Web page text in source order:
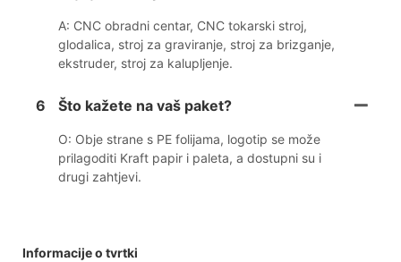
A: CNC obradni centar, CNC tokarski stroj,
glodalica, stroj za graviranje, stroj za brizganje,
ekstruder, stroj za kalupljenje.
6 Što kažete na vaš paket?
O: Obje strane s PE folijama, logotip se može
prilagoditi Kraft papir i paleta, a dostupni su i
drugi zahtjevi.
Informacije o tvrtki